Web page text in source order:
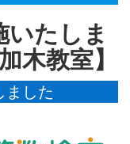
たしま
木教室】
した